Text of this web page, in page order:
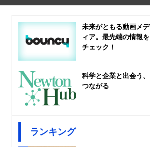
未来がともる動画メデ
ィア。最先端の情報を
チェック！
科学と企業と出会う、
つながる
ランキング